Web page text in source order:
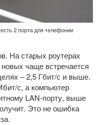
2 порта для телефонии
На старых роутерах
чаще встречается
– 2,5 Гбит/с и выше.
с, а компьютер
LAN-порту, выше
Это не ошибка